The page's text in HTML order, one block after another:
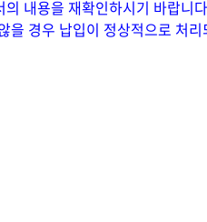
내용을 재확인하시기 바랍니
을 경우 납입이 정상적으로 처리